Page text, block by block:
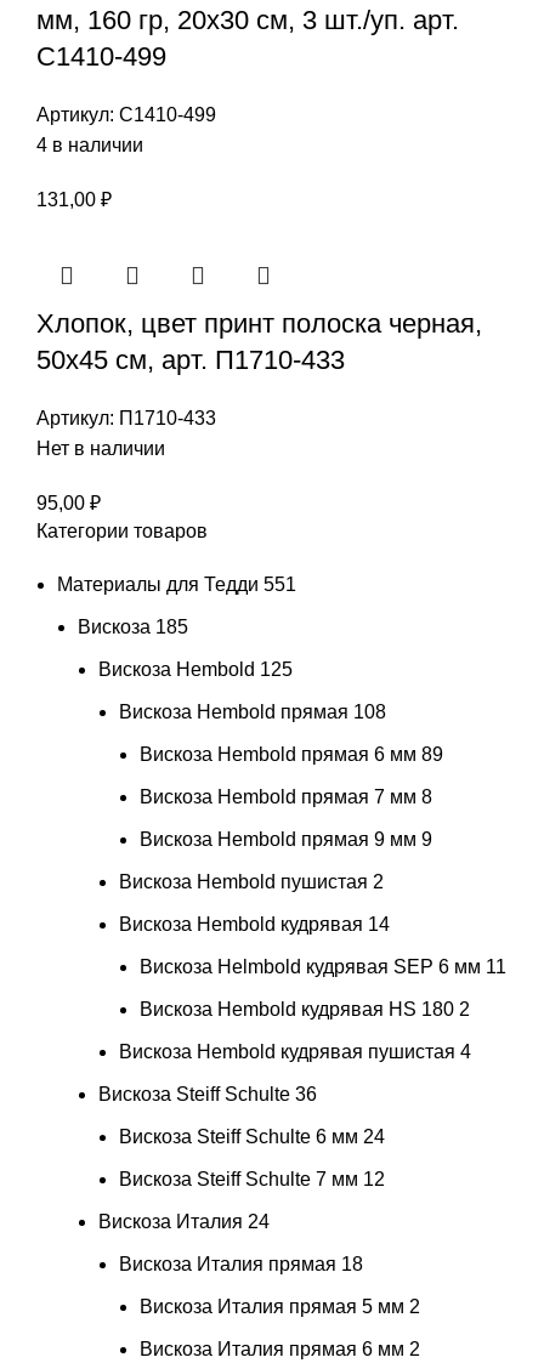
мм, 160 гр, 20х30 см, 3 шт./уп. арт.
С1410-499
Артикул: С1410-499
4 в наличии
131,00 ₽
Хлопок, цвет принт полоска черная,
50х45 см, арт. П1710-433
Артикул: П1710-433
Нет в наличии
95,00 ₽
Категории товаров
Материалы для Тедди 551
Вискоза 185
Вискоза Hembold 125
Вискоза Hembold прямая 108
Вискоза Hembold прямая 6 мм 89
Вискоза Hembold прямая 7 мм 8
Вискоза Hembold прямая 9 мм 9
Вискоза Hembold пушистая 2
Вискоза Hembold кудрявая 14
Вискоза Helmbold кудрявая SEP 6 мм 11
Вискоза Hembold кудрявая HS 180 2
Вискоза Hembold кудрявая пушистая 4
Вискоза Steiff Schulte 36
Вискоза Steiff Schulte 6 мм 24
Вискоза Steiff Schulte 7 мм 12
Вискоза Италия 24
Вискоза Италия прямая 18
Вискоза Италия прямая 5 мм 2
Вискоза Италия прямая 6 мм 2